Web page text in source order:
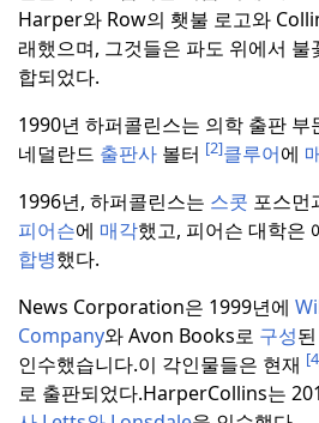
Harper와 Row의 횃불 로고와
래했으며, 그것들은 파도 위에서
합되었다.
1990년 하퍼콜린스는 의학 출판 부
네덜란드 출판사 볼터 [2]클루어에
1996년, 하퍼콜린스는 스콧 포스먼
피어슨에 매각했고, 피어슨 대학은
합병했다.
News Corporation은 1999년에
Company와 Avon Books로 구성
인수했습니다.이 각인물들은 현재
로 출판되었다.HarperCollins는